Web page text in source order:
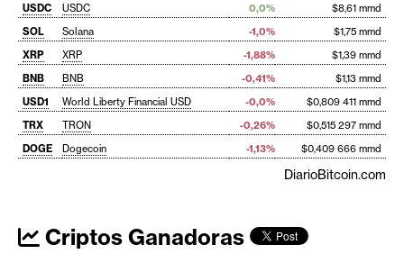
USDC
USDC 0,0%
$8,61 mmd
SOL
Solana -1,0%
$1,75 mmd
XRP
XRP -1,88%
$1,39 mmd
BNB
BNB -0,41%
$1,13 mmd
USD1
World Liberty Financial USD -0,0%
$0,809 411 mmd
TRX
TRON -0,26%
$0,515 297 mmd
DOGE
Dogecoin -1,13% $0,409 666 mmd
DiarioBitcoin.com
Criptos Ganadoras